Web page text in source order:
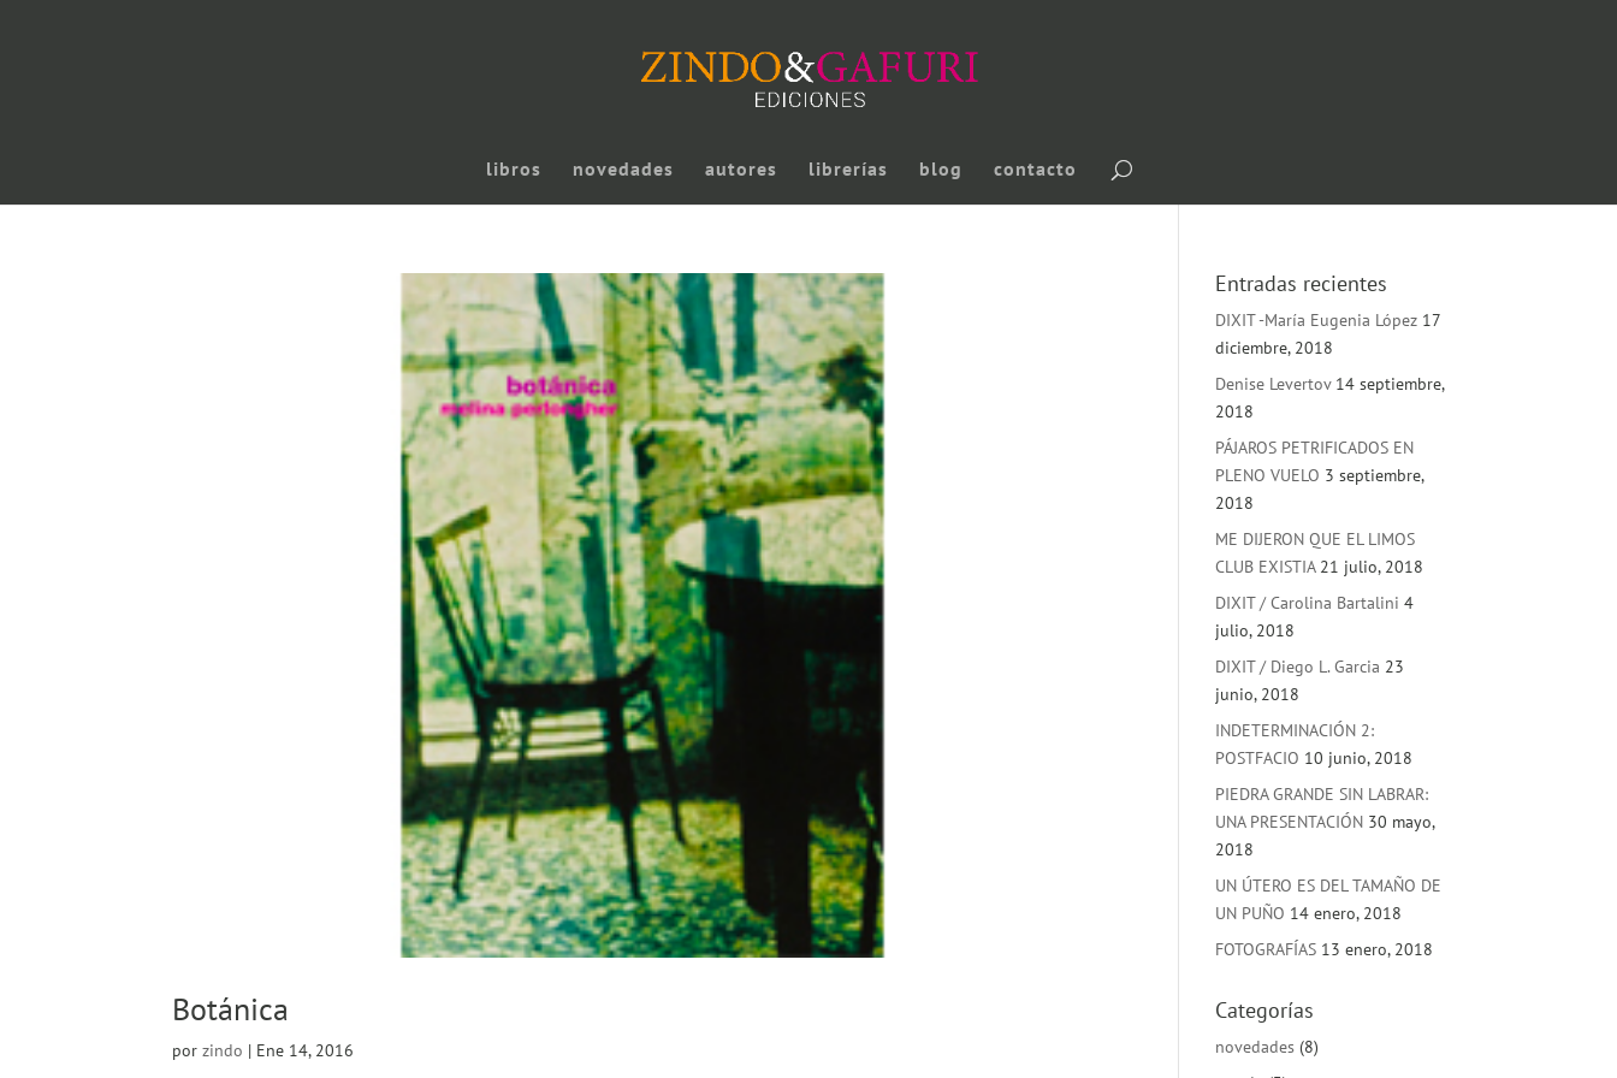
libros novedades autores librerías blog contacto
Botánica
por zindo | Ene 14, 2016
Entradas recientes
DIXIT -María Eugenia López 17
diciembre, 2018
Denise Levertov 14 septiembre,
2018
PÁJAROS PETRIFICADOS EN
PLENO VUELO 3 septiembre,
2018
ME DIJERON QUE EL LIMOS
CLUB EXISTIA 21 julio, 2018
DIXIT / Carolina Bartalini 4
julio, 2018
DIXIT / Diego L. Garcia 23
junio, 2018
INDETERMINACIÓN 2:
POSTFACIO 10 junio, 2018
PIEDRA GRANDE SIN LABRAR:
UNA PRESENTACIÓN 30 mayo,
2018
UN ÚTERO ES DEL TAMAÑO DE
UN PUÑO 14 enero, 2018
FOTOGRAFÍAS 13 enero, 2018
Categorías
novedades (8)